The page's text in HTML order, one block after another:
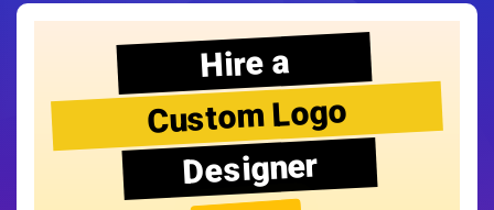
Hire a
Custom Logo
Designer